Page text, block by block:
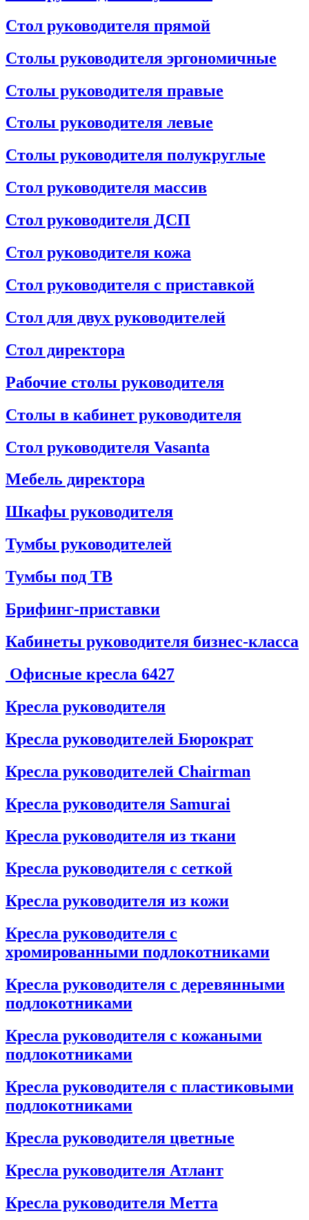
Стол руководителя прямой
Столы руководителя эргономичные
Столы руководителя правые
Столы руководителя левые
Столы руководителя полукруглые
Стол руководителя массив
Стол руководителя ДСП
Стол руководителя кожа
Стол руководителя с приставкой
Стол для двух руководителей
Стол директора
Рабочие столы руководителя
Столы в кабинет руководителя
Стол руководителя Vasanta
Мебель директора
Шкафы руководителя
Тумбы руководителей
Тумбы под ТВ
Брифинг-приставки
Кабинеты руководителя бизнес-класса
Офисные кресла 6427
Кресла руководителя
Кресла руководителей Бюрократ
Кресла руководителей Chairman
Кресла руководителя Samurai
Кресла руководителя из ткани
Кресла руководителя с сеткой
Кресла руководителя из кожи
Кресла руководителя с
хромированными подлокотниками
Кресла руководителя с деревянными
подлокотниками
Кресла руководителя с кожаными
подлокотниками
Кресла руководителя с пластиковыми
подлокотниками
Кресла руководителя цветные
Кресла руководителя Атлант
Кресла рyководителя Метта